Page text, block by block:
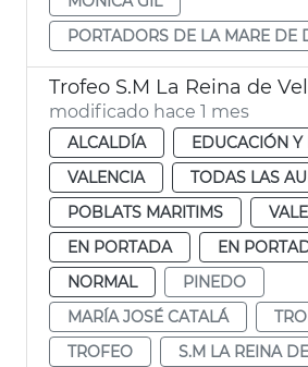
PORTADORS DE LA MARE DE
Trofeo S.M La Reina de
modificado hace 1 mes
ALCALDÍA
EDUCACIÓN Y
VALENCIA
TODAS LAS
POBLATS MARITIMS
EN PORTADA
EN
NORMAL
PINEDO
MARÍA JOSÉ CATALÁ
TROFEO
S.M LA REINA